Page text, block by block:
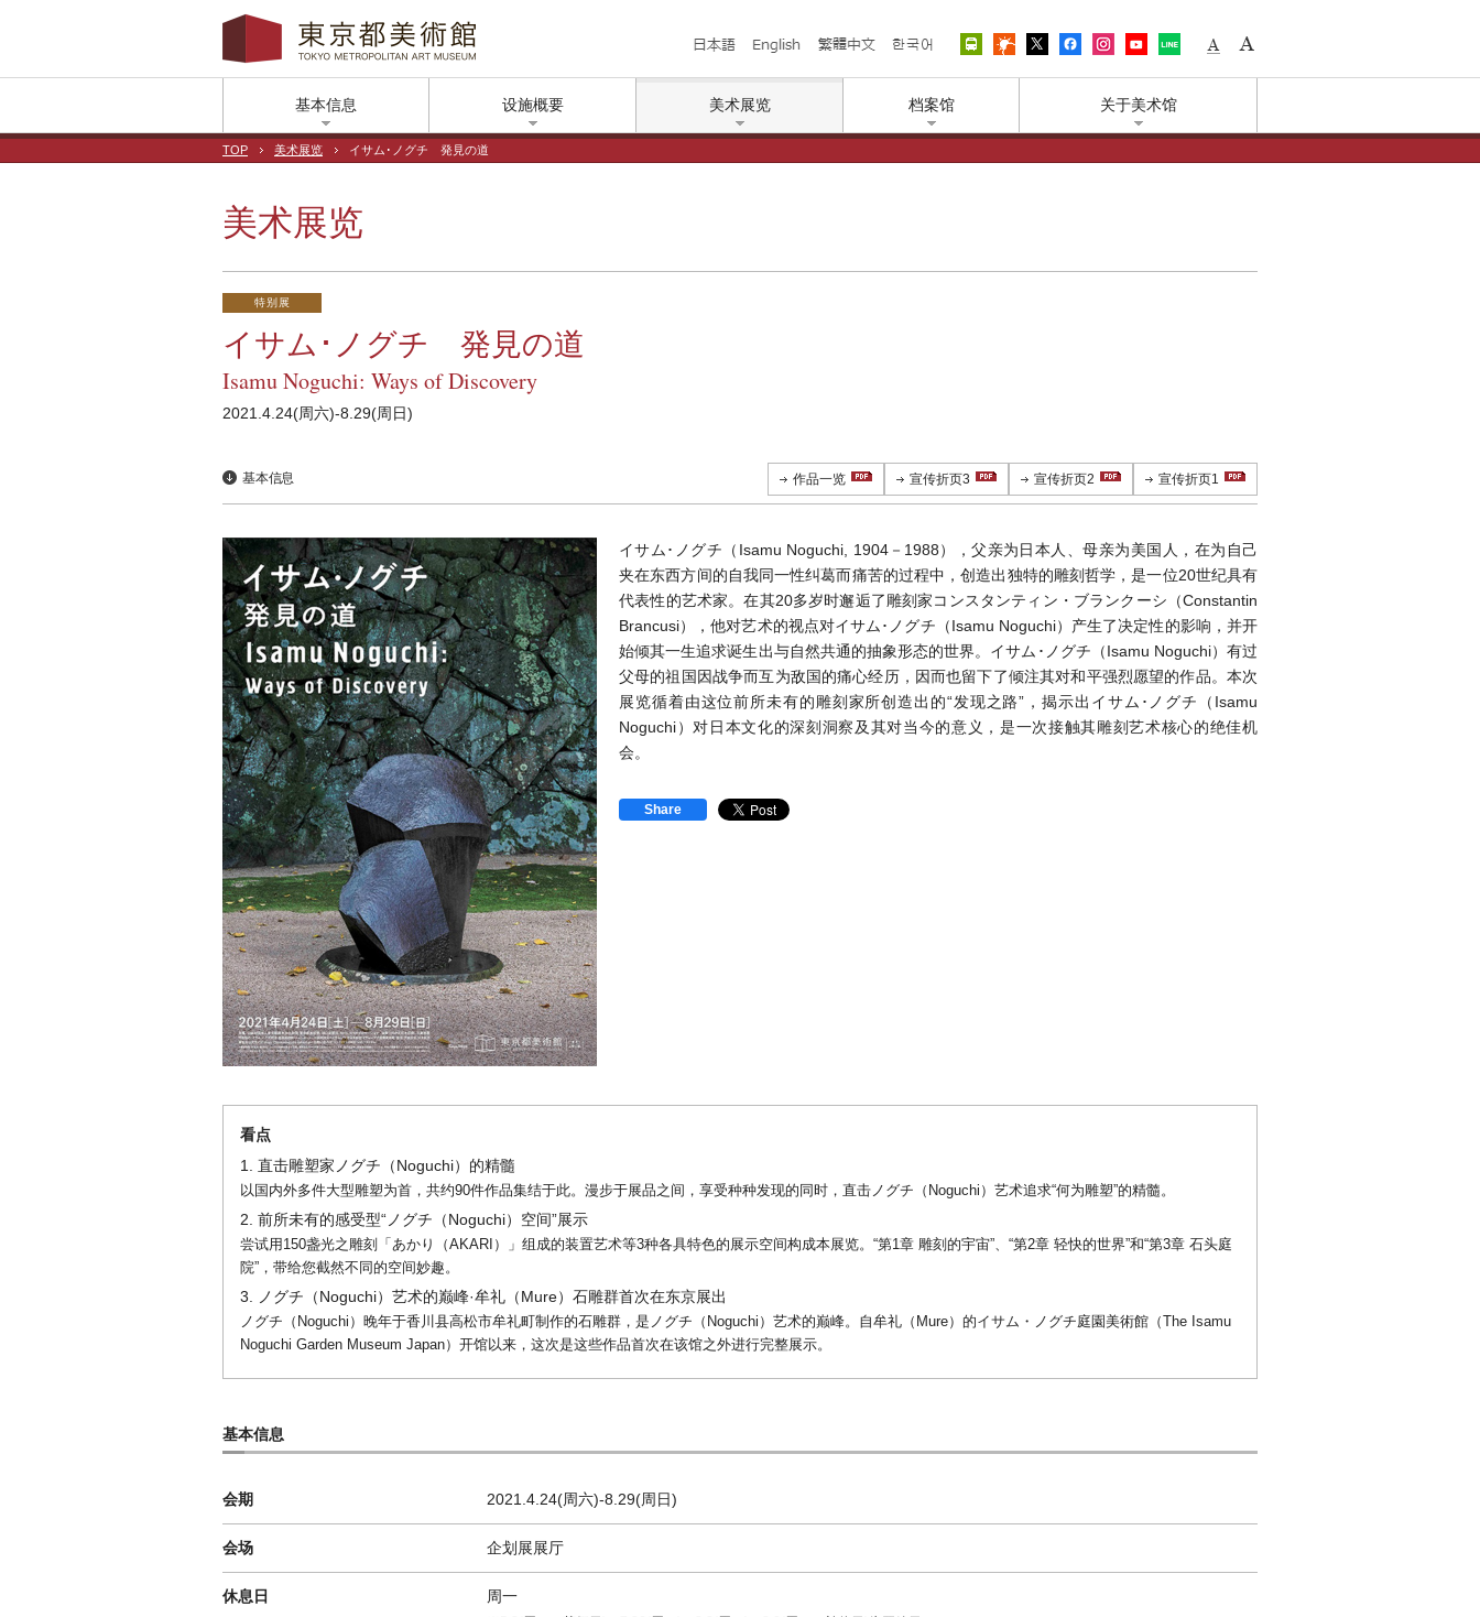
日本語 English 繁體中文 한국어 AccessWeather
X Facebook
InstagramYouTube
LINE Small fonts
基本信息 设施概要 美术展览 档案馆 关于美术馆
TOP 美术展览 イサム･ノグチ 発見の道
美术展览
特别展
イサム･ノグチ 発見の道
Isamu Noguchi: Ways of Discovery
2021.4.24(周六)-8.29(周日)
基本信息 作品一览 宣传折页3 宣传折页2 宣传折页1
イサム･ノグチ（Isamu Noguchi, 1904－1988），父亲为日本人、母亲为美国人，在为自己
夹在东西方间的自我同一性纠葛而痛苦的过程中，创造出独特的雕刻哲学，是一位20世纪具有
代表性的艺术家。在其20多岁时邂逅了雕刻家コンスタンティン・ブランクーシ（Constantin
Brancusi），他对艺术的视点对イサム･ノグチ（Isamu Noguchi）产生了决定性的影响，并开
始倾其一生追求诞生出与自然共通的抽象形态的世界。イサム･ノグチ（Isamu Noguchi）有过
父母的祖国因战争而互为敌国的痛心经历，因而也留下了倾注其对和平强烈愿望的作品。本次
展览循着由这位前所未有的雕刻家所创造出的“发现之路”，揭示出イサム･ノグチ（Isamu
Noguchi）对日本文化的深刻洞察及其对当今的意义，是一次接触其雕刻艺术核心的绝佳机
会。
Share
看点
1. 直击雕塑家ノグチ（Noguchi）的精髓
以国内外多件大型雕塑为首，共约90件作品集结于此。漫步于展品之间，享受种种发现的同时，直击ノグチ（Noguchi）艺术追求“何为雕塑”的精髓。
2. 前所未有的感受型“ノグチ（Noguchi）空间”展示
尝试用150盏光之雕刻「あかり（AKARI）」组成的装置艺术等3种各具特色的展示空间构成本展览。“第1章 雕刻的宇宙”、“第2章 轻快的世界”和“第3章 石头庭
院”，带给您截然不同的空间妙趣。
3. ノグチ（Noguchi）艺术的巅峰·牟礼（Mure）石雕群首次在东京展出
ノグチ（Noguchi）晚年于香川县高松市牟礼町制作的石雕群，是ノグチ（Noguchi）艺术的巅峰。自牟礼（Mure）的イサム・ノグチ庭園美術館（The Isamu
Noguchi Garden Museum Japan）开馆以来，这次是这些作品首次在该馆之外进行完整展示。
基本信息
会期 2021.4.24(周六)-8.29(周日)
会场 企划展展厅
休息日 周一